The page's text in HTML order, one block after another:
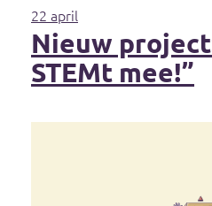
22 april
Nieuw
STEMt mee!”